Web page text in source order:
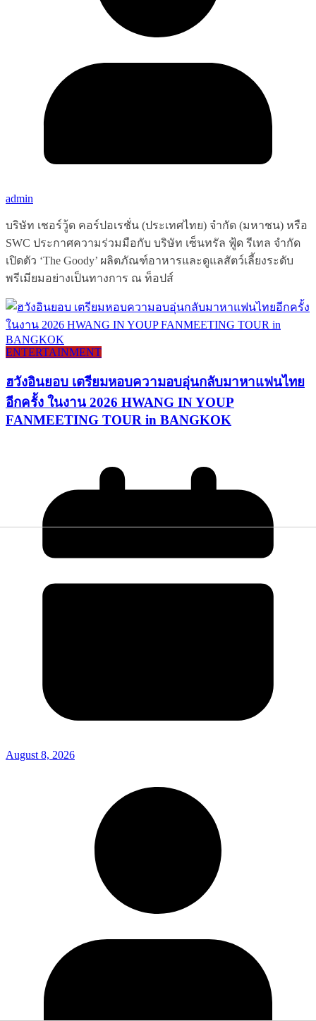
admin
บริษัท เชอร์วู้ด คอร์ปอเรชั่น (ประเทศไทย) จำกัด (มหาชน) หรือ
SWC ประกาศความร่วมมือกับ บริษัท เซ็นทรัล ฟู้ด รีเทล จำกัด
เปิดตัว ‘The Goody’ ผลิตภัณฑ์อาหารและดูแลสัตว์เลี้ยงระดับ
พรีเมียมอย่างเป็นทางการ ณ ท็อปส์
ENTERTAINMENT
ฮวังอินยอบ เตรียมหอบความอบอุ่นกลับมาหาแฟนไทย
อีกครั้ง ในงาน 2026 HWANG IN YOUP
FANMEETING TOUR in BANGKOK
August 8, 2026